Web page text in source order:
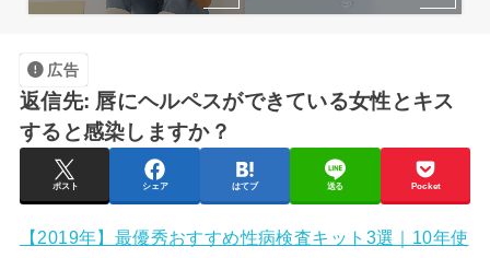
広告
返信先: 唇にヘルペスができている女性とキス
すると感染しますか？
ポスト シェア はてブ 送る Pocket
【2019年】最優秀おすすめ性病検査キット3選｜10年使